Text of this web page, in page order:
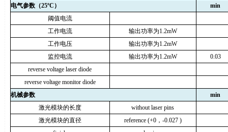
电气参数（25ºC ）
min
阈值电流
工作电流
输出功率为1.2mW
工作电压
输出功率为1.2mW
监控电流
输出功率为1.2mW
0.03
reverse voltage laser diode
reverse voltage monitor diode
机械参数
min
激光模块的长度
without laser pins
激光模块的直径
reference (+0， -0.027 )